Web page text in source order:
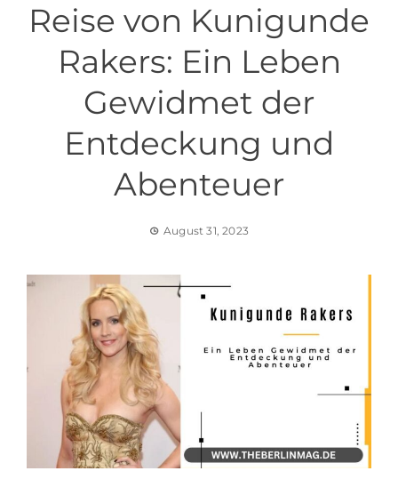
Reise von Kunigunde
Rakers: Ein Leben
Gewidmet der
Entdeckung und
Abenteuer
August 31, 2023